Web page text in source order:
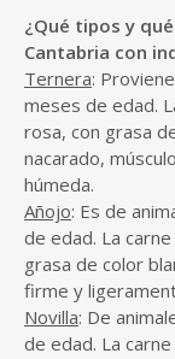
¿Qué tipos y
Cantabria con
Ternera:
meses de edad.
rosa, con grasa
nacarado,
húmeda.
Añojo: Es de
de edad. La
grasa de color
firme y
Novilla: De
de edad. La